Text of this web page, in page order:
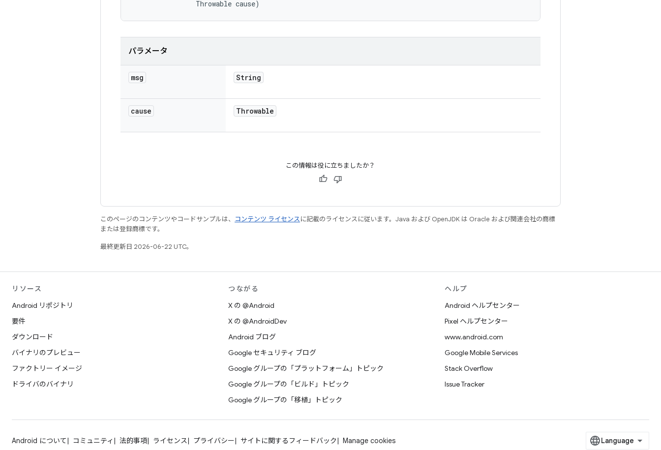
                Throwable cause)
パラメータ
msg String
cause Throwable
この情報は役に立ちましたか？
このページのコンテンツやコードサンプルは、 コンテンツ ライセンスに記載のライセンスに従います。Java および OpenJDK は Oracle および関連会社の商標
または登録商標です。
最終更新日 2026-06-22 UTC。
リソース
Android リポジトリ
要件
ダウンロード
バイナリのプレビュー
ファクトリー イメージ
ドライバのバイナリ
つながる
X の @Android
X の @AndroidDev
Android ブログ
Google セキュリティ ブログ
Google グループの「プラットフォーム」トピック
Google グループの「ビルド」トピック
Google グループの「移植」トピック
ヘルプ
Android ヘルプセンター
Pixel ヘルプセンター
www.android.com
Google Mobile Services
Stack Overflow
Issue Tracker
Android について コミュニティ 法的事項 ライセンス プライバシー サイトに関するフィードバック Manage cookies